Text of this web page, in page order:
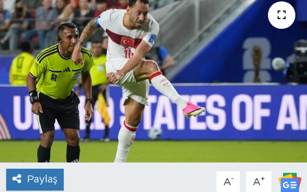
Paylaş A- A+